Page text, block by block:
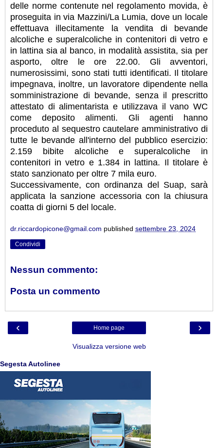
delle norme contenute nel regolamento movida, è
proseguita in via Mazzini/La Lumia, dove un locale
effettuava illecitamente la vendita di bevande
alcoliche e superalcoliche in contenitori di vetro e
in lattina sia al banco, in modalità assistita, sia per
asporto, oltre le ore 22.00. Gli avventori,
numerosissimi, sono stati tutti identificati. Il titolare
impegnava, inoltre, un lavoratore dipendente nella
somministrazione di bevande, senza il prescritto
attestato di alimentarista e utilizzava il vano WC
come deposito alimenti. Gli agenti hanno
proceduto al sequestro cautelare amministrativo di
tutte le bevande all'interno del pubblico esercizio:
2.159 bibite alcoliche e superalcoliche in
contenitori in vetro e 1.384 in lattina. Il titolare è
stato sanzionato per oltre 7 mila euro.
Successivamente, con ordinanza del Suap, sarà
applicata la sanzione accessoria con la chiusura
coatta di giorni 5 del locale.
dr.riccardopicone@gmail.com published settembre 23, 2024
Condividi
Nessun commento:
Posta un commento
‹ ›
Home page
Visualizza versione web
Segesta Autolinee